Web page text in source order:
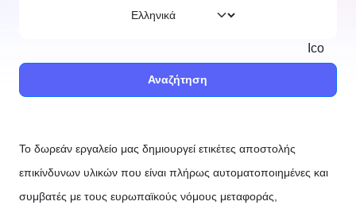
Αναζήτηση
Το δωρεάν εργαλείο μας δημιουργεί ετικέτες αποστολής
επικίνδυνων υλικών που είναι πλήρως αυτοματοποιημένες και
συμβατές με τους ευρωπαϊκούς νόμους μεταφοράς,